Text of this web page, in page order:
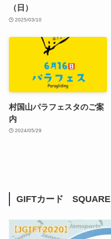
（日）
2025/03/10
村国山パラフェスタのご案
内
2024/05/29
GIFTカード SQUARE